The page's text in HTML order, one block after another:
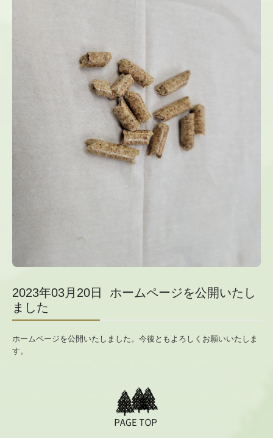
2023年03月20日 ホームページを公開いたし
ました
ホームページを公開いたしました。今後ともよろしくお願いいたしま
す。